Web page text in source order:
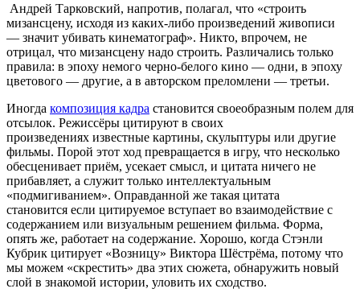
Андрей Тарковский, напротив, полагал, что «строить
мизансцену, исходя из каких-либо произведений живописи
— значит убивать кинематограф». Никто, впрочем, не
отрицал, что мизансцену надо строить. Различались только
правила: в эпоху немого черно-белого кино — одни, в эпоху
цветового — другие, а в авторском преломлени — третьи.
Иногда композиция кадра становится своеобразным полем для
отсылок. Режиссёры цитируют в своих
произведениях известные картины, скульптуры или другие
фильмы. Порой этот ход превращается в игру, что несколько
обесценивает приём, усекает смысл, и цитата ничего не
прибавляет, а служит только интеллектуальным
«подмигиванием». Оправданной же такая цитата
становится если цитируемое вступает во взаимодействие с
содержанием или визуальным решением фильма. Форма,
опять же, работает на содержание. Хорошо, когда Стэнли
Кубрик цитирует «Возницу» Виктора Шёстрёма, потому что
мы можем «скрестить» два этих сюжета, обнаружить новый
слой в знакомой истории, уловить их сходство.